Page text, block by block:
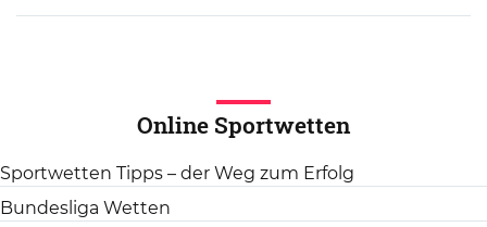
Online Sportwetten
Sportwetten Tipps – der Weg zum Erfolg
Bundesliga Wetten